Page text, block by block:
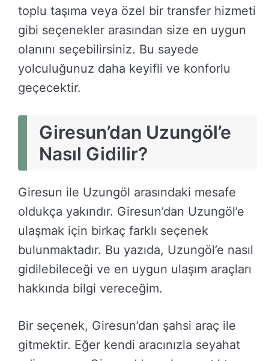
toplu taşıma veya özel bir transfer hizmeti
gibi seçenekler arasından size en uygun
olanını seçebilirsiniz. Bu sayede
yolculuğunuz daha keyifli ve konforlu
geçecektir.
Giresun’dan Uzungöl’e
Nasıl Gidilir?
Giresun ile Uzungöl arasındaki mesafe
oldukça yakındır. Giresun’dan Uzungöl’e
ulaşmak için birkaç farklı seçenek
bulunmaktadır. Bu yazıda, Uzungöl’e nasıl
gidilebileceği ve en uygun ulaşım araçları
hakkında bilgi vereceğim.
Bir seçenek, Giresun’dan şahsi araç ile
gitmektir. Eğer kendi aracınızla seyahat